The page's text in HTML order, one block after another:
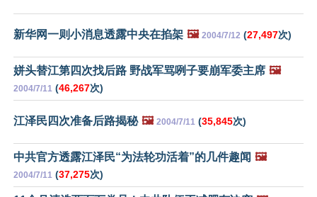
新华网一则小消息透露中央在掐架 🖼️ 2004/7/12 (27,497次)
姘头替江第四次找后路 野战军骂咧子要崩军委主席 🖼️
2004/7/11 (46,267次)
江泽民四次准备后路揭秘 🖼️ 2004/7/11 (35,845次)
中共官方透露江泽民“为法轮功活着”的几件趣闻 🖼️
2004/7/11 (37,275次)